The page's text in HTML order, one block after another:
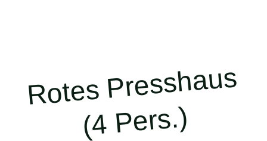
Rotes Presshaus
(4 Pers.)